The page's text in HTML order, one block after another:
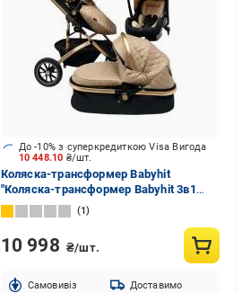
10 448.10 ₴/шт.
До -10% з суперкредиткою Visa Вигода
Коляска-трансформер Babyhit
"Коляска-трансформер Babyhit 3в1
Maxibaby IQ - Beige"
1
10 998 ₴/шт.
Cамовивіз Доставимо